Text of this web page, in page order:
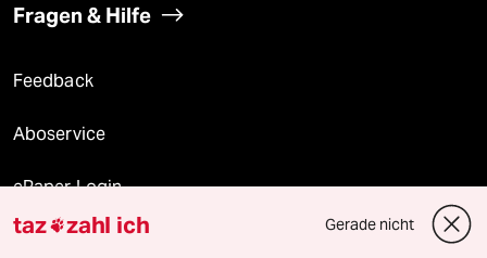
Fragen & Hilfe
Feedback
Aboservice
ePaper Login
Downloads für Abonnierende
taz zahl ich Gerade nicht